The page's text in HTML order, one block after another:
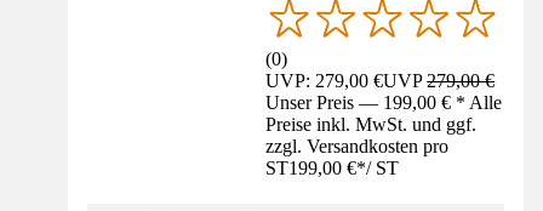
(0)
UVP: 279,00 €UVP279,00 €
Unser Preis — 199,00 € * Alle
Preise inkl. MwSt. und ggf.
zzgl. Versandkosten pro
ST199,00 €*/ ST